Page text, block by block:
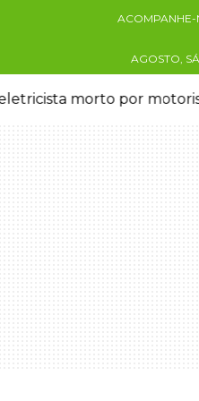
ACOMPANHE-
AGOSTO,
morto por